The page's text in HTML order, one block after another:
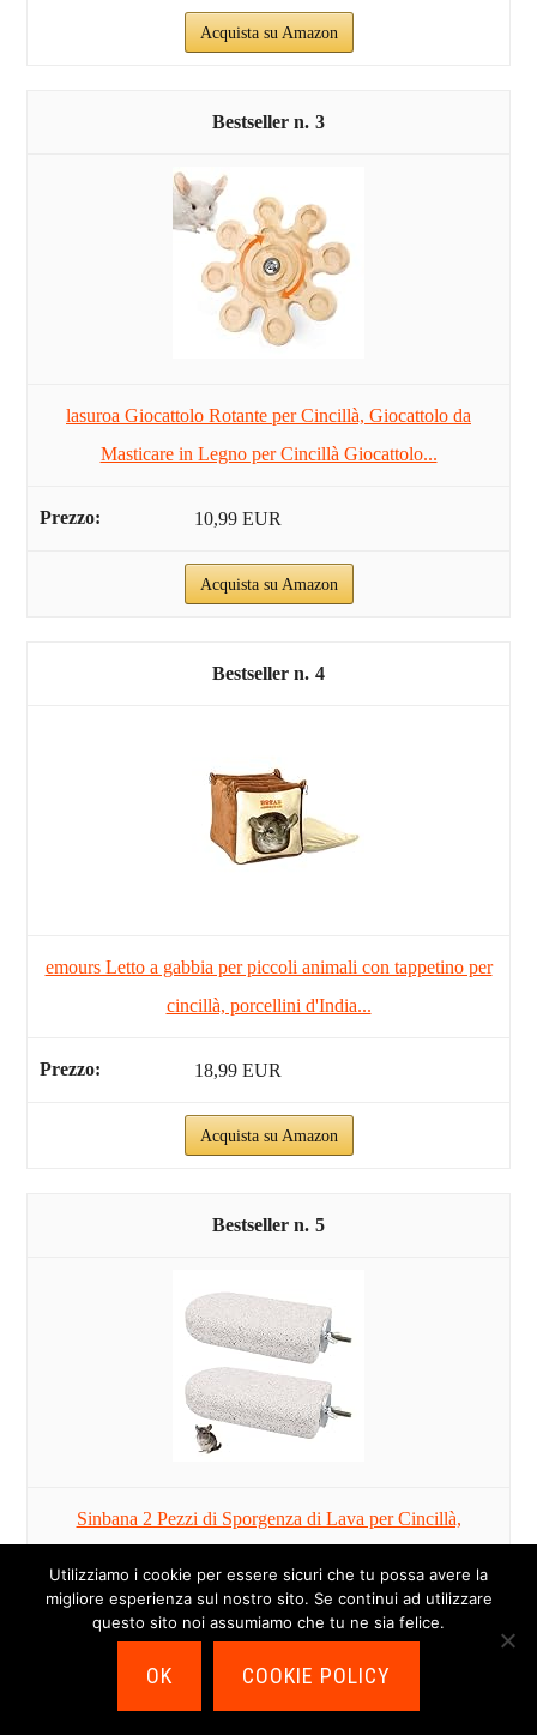
Acquista su Amazon
3
lasuroa Giocattolo Rotante per Cincillà, Giocattolo da
Masticare in Legno per Cincillà Giocattolo...
10,99 EUR
Acquista su Amazon
4
emours Letto a gabbia per piccoli animali con tappetino per
cincillà, porcellini d'India...
18,99 EUR
Acquista su Amazon
5
Sinbana 2 Pezzi di Sporgenza di Lava per Cincillà,
Acquista su Amazon
Utilizziamo i cookie per essere sicuri che tu possa avere la
migliore esperienza sul nostro sito. Se continui ad utilizzare
questo sito noi assumiamo che tu ne sia felice.
OK COOKIE POLICY